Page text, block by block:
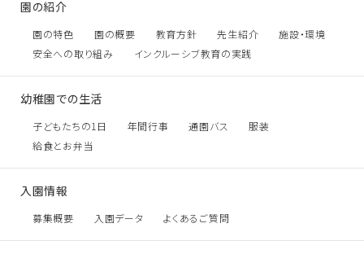
園の紹介
園の特色 園の概要 教育方針 先生紹介
施設・環境
安全への取り組み
インクルーシブ教育の実践
幼稚園での生活
子どもたちの1日 年間行事 通園バス
服装
給食とお弁当
入園情報
募集概要 入園データ よくあるご質問